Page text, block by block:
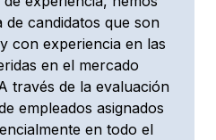
candidatos que son
con experiencia en las
en el mercado
través de la evaluación
empleados asignados
en todo el